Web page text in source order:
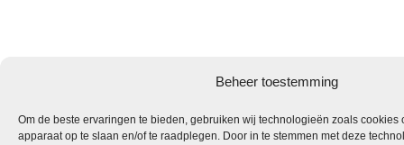
Beheer toestemming
Om de beste ervaringen te bieden, gebruiken wij technologieën zoals cookies
apparaat op te slaan en/of te raadplegen. Door in te stemmen met deze